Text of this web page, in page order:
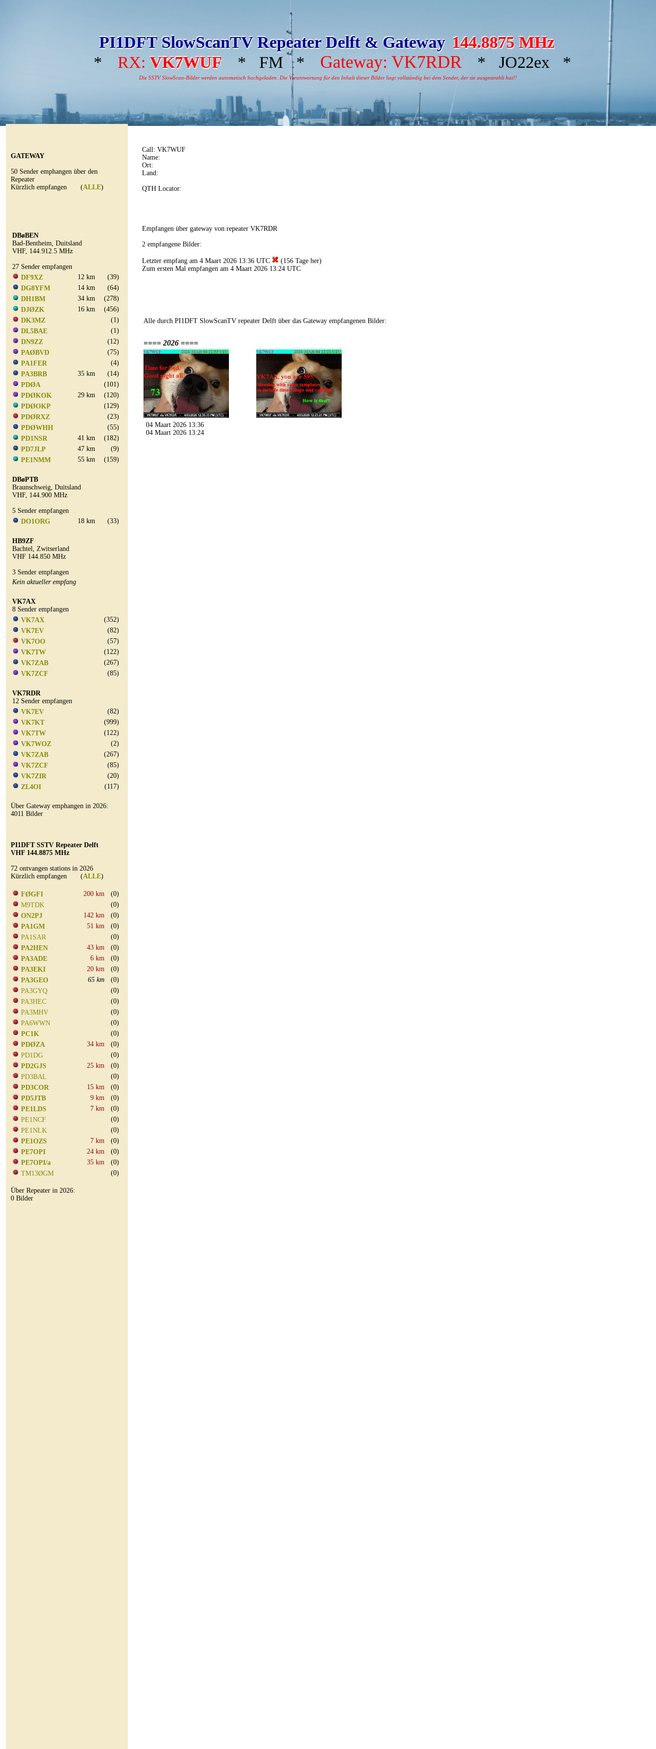
PI1DFT SlowScanTV Repeater Delft & Gateway 144.8875 MHz
*
RX:VK7WUF * FM * Gateway: VK7RDR * JO22ex *
Die SSTV SlowScan-Bilder werden automatisch hochgeladen. Die Verantwortung für den Inhalt dieser Bilder liegt vollständig bei dem Sender, der sie ausgestrahlt hat!!
GATEWAY
50 Sender emphangen über den
Repeater
Kürzlich empfangen (ALLE)
DBøBEN
Bad-Bentheim, Duitsland
VHF, 144.912.5 MHz
27 Sender empfangen
DF9XZ
12 km
(39)
DG8YFM
14 km
(64)
DH1BM
34 km
(278)
DJØZK
16 km
(456)
DK3MZ
(1)
DL5BAE
(1)
DN9ZZ
(12)
PAØBVD
(75)
PA1FER
(4)
PA3BRB
35 km
(14)
PDØA
(101)
PDØKOK
29 km
(120)
PDØOKP
(129)
PDØRXZ
(23)
PDØWHH
(55)
PD1NSR
41 km
(182)
PD7JLP
47 km
(9)
PE1NMM
55 km (159)
DBøPTB
Braunschweig, Duitsland
VHF, 144.900 MHz
5 Sender empfangen
DO1ORG
18 km (33)
HB9ZF
Bachtel, Zwitserland
VHF 144.850 MHz
3 Sender empfangen
Kein aktueller empfang
VK7AX
8 Sender empfangen
VK7AX
(352)
VK7EV
(82)
VK7OO
(57)
VK7TW
(122)
VK7ZAB
(267)
VK7ZCF
(85)
VK7RDR
12 Sender empfangen
VK7EV
(82)
VK7KT
(999)
VK7TW
(122)
VK7WOZ
(2)
VK7ZAB
(267)
VK7ZCF
(85)
VK7ZIR
(20)
ZL4OI
(117)
Über Gateway emphangen in 2026:
4011 Bilder
PI1DFT SSTV Repeater Delft
VHF 144.8875 MHz
72 ontvangen stations in 2026
Kürzlich empfangen (ALLE)
FØGFI 200 km
(0)
M9TDK
(0)
ON2PJ
142 km
(0)
PA1GM
51 km
(0)
PA1SAR
(0)
PA2HEN
43 km
(0)
PA3ADE
6 km
(0)
PA3EKI
20 km
(0)
PA3GEO
65 km
(0)
PA3GYQ
(0)
PA3HEC
(0)
PA3MHV
(0)
PA6WWN
(0)
PC1K
(0)
PDØZA
34 km
(0)
PD1DG
(0)
PD2GJS
25 km
(0)
PD3BAL
(0)
PD3COR
15 km
(0)
PD5JTB
9 km
(0)
PE1LDS
7 km
(0)
PE1NCF
(0)
PE1NLK
(0)
PE1OZS
7 km
(0)
PE7OPI
24 km
(0)
PE7OPI/a
35 km
(0)
TM13ØGM
(0)
Über Repeater in 2026:
0 Bilder
Call: VK7WUF
Name:
Ort:
Land:
QTH Locator:
Empfangen über gateway von repeater VK7RDR
2 empfangene Bilder:
Letzter empfang am 4 Maart 2026 13:36 UTC
(156 Tage her)
Zum ersten Mal empfangen am 4 Maart 2026 13:24 UTC
Alle durch PI1DFT SlowScanTV repeater Delft über das Gateway empfangenen Bilder:
==== 2026 ====
04 Maart 2026 13:36
04 Maart 2026 13:24